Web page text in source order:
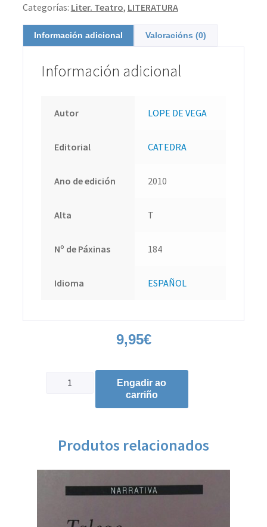
Categorías: Liter. Teatro, LITERATURA
Información adicional Valoracións (0)
Información adicional
Autor LOPE DE VEGA
Editorial CATEDRA
Ano de edición 2010
Alta T
Nº de Páxinas 184
Idioma ESPAÑOL
9,95€
Engadir ao
carriño
Produtos relacionados